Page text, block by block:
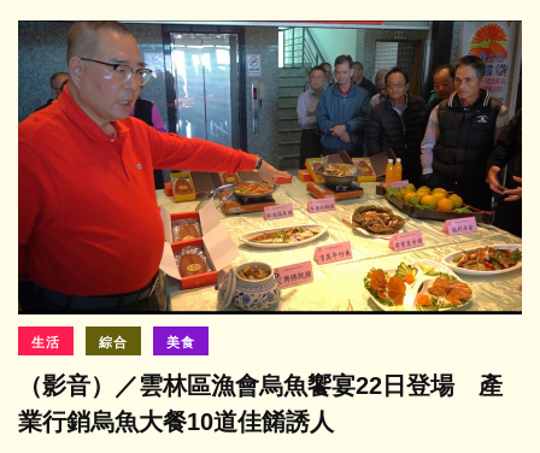
生活 綜合 美食
（影音）／雲林區漁會烏魚饗宴22日登場 產
業行銷烏魚大餐10道佳餚誘人